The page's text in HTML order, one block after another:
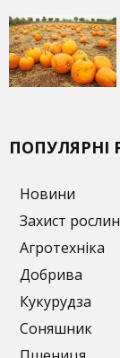
ПОПУЛЯРНІ
Новини
Захист рослин
Агротехніка
Добрива
Кукурудза
Соняшник